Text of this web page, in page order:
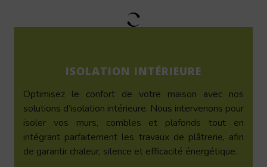
ISOLATION INTÉRIEURE
Optimisez le confort de votre maison avec nos
solutions d’isolation intérieure. Nous intervenons pour
isoler vos murs, combles et plafonds tout en
intégrant parfaitement les travaux de plâtrerie, afin
de garantir chaleur, silence et efficacité énergétique.